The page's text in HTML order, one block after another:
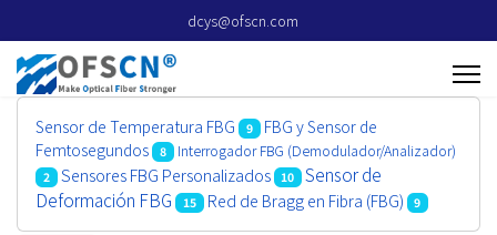
dcys@ofscn.com
Sensor de Temperatura FBG 9
FBG y Sensor de
Femtosegundos
8 Interrogador FBG (Demodulador/Analizador)
2 Sensores FBG Personalizados 10
Sensor de
Deformación FBG
15 Red de Bragg en Fibra (FBG) 9